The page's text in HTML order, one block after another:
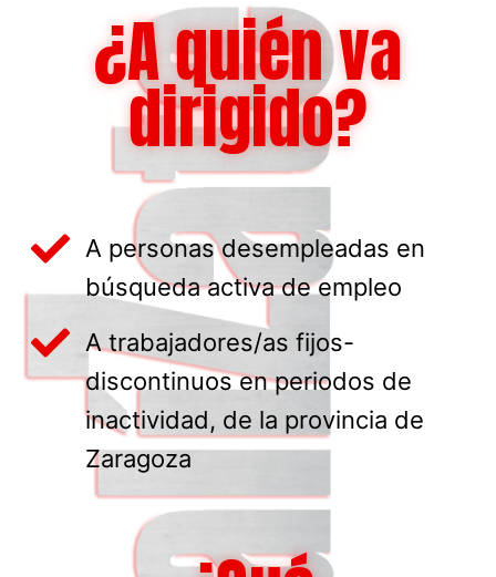
¿A quién va
dirigido?
A personas desempleadas en
búsqueda activa de empleo
A trabajadores/as fijos-
discontinuos en periodos de
inactividad, de la provincia de
Zaragoza